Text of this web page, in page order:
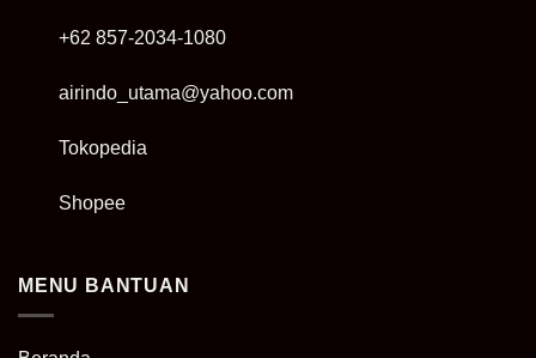
+62 857-2034-1080
airindo_utama@yahoo.com
Tokopedia
Shopee
MENU BANTUAN